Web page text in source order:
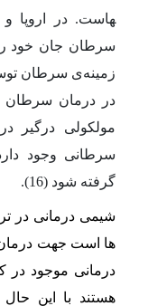
سرطان جان خود
زمینه‌ی سرطان
در درمان سرطان
مولکولی درگیر
سرطانی وجود
گرفته شود (16).
شیمی درمانی در
ها است جهت
درمانی موجود در
هستند با این